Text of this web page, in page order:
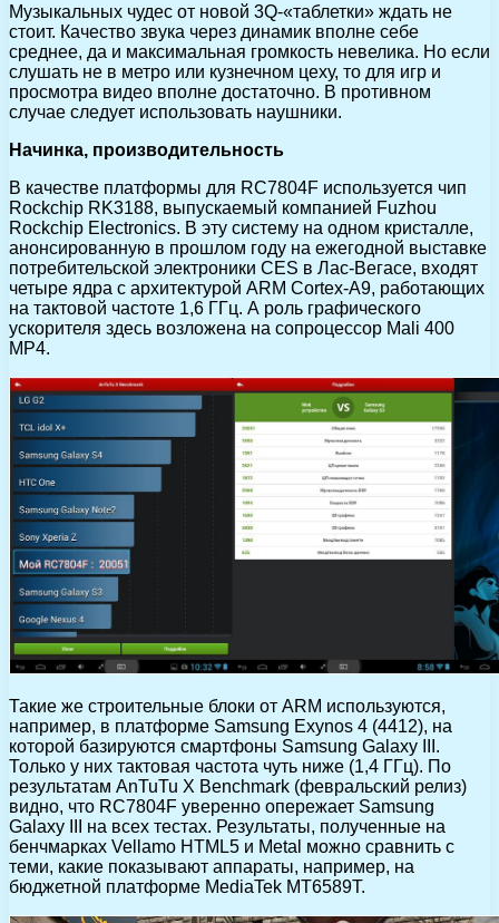
Музыкальных чудес от новой 3Q-«таблетки» ждать не
стоит. Качество звука через динамик вполне себе
среднее, да и максимальная громкость невелика. Но если
слушать не в метро или кузнечном цеху, то для игр и
просмотра видео вполне достаточно. В противном
случае следует использовать наушники.
Начинка, производительность
В качестве платформы для RC7804F используется чип
Rockchip RK3188, выпускаемый компанией Fuzhou
Rockchip Electronics. В эту систему на одном кристалле,
анонсированную в прошлом году на ежегодной выставке
потребительской электроники CES в Лас-Вегасе, входят
четыре ядра с архитектурой ARM Cortex-A9, работающих
на тактовой частоте 1,6 ГГц. А роль графического
ускорителя здесь возложена на сопроцессор Mali 400
MP4.
Такие же строительные блоки от ARM используются,
например, в платформе Samsung Exynos 4 (4412), на
которой базируются смартфоны Samsung Galaxy III.
Только у них тактовая частота чуть ниже (1,4 ГГц). По
результатам AnTuTu X Benchmark (февральский релиз)
видно, что RC7804F уверенно опережает Samsung
Galaxy III на всех тестах. Результаты, полученные на
бенчмарках Vellamo HTML5 и Metal можно сравнить с
теми, какие показывают аппараты, например, на
бюджетной платформе MediaTek MT6589Т.